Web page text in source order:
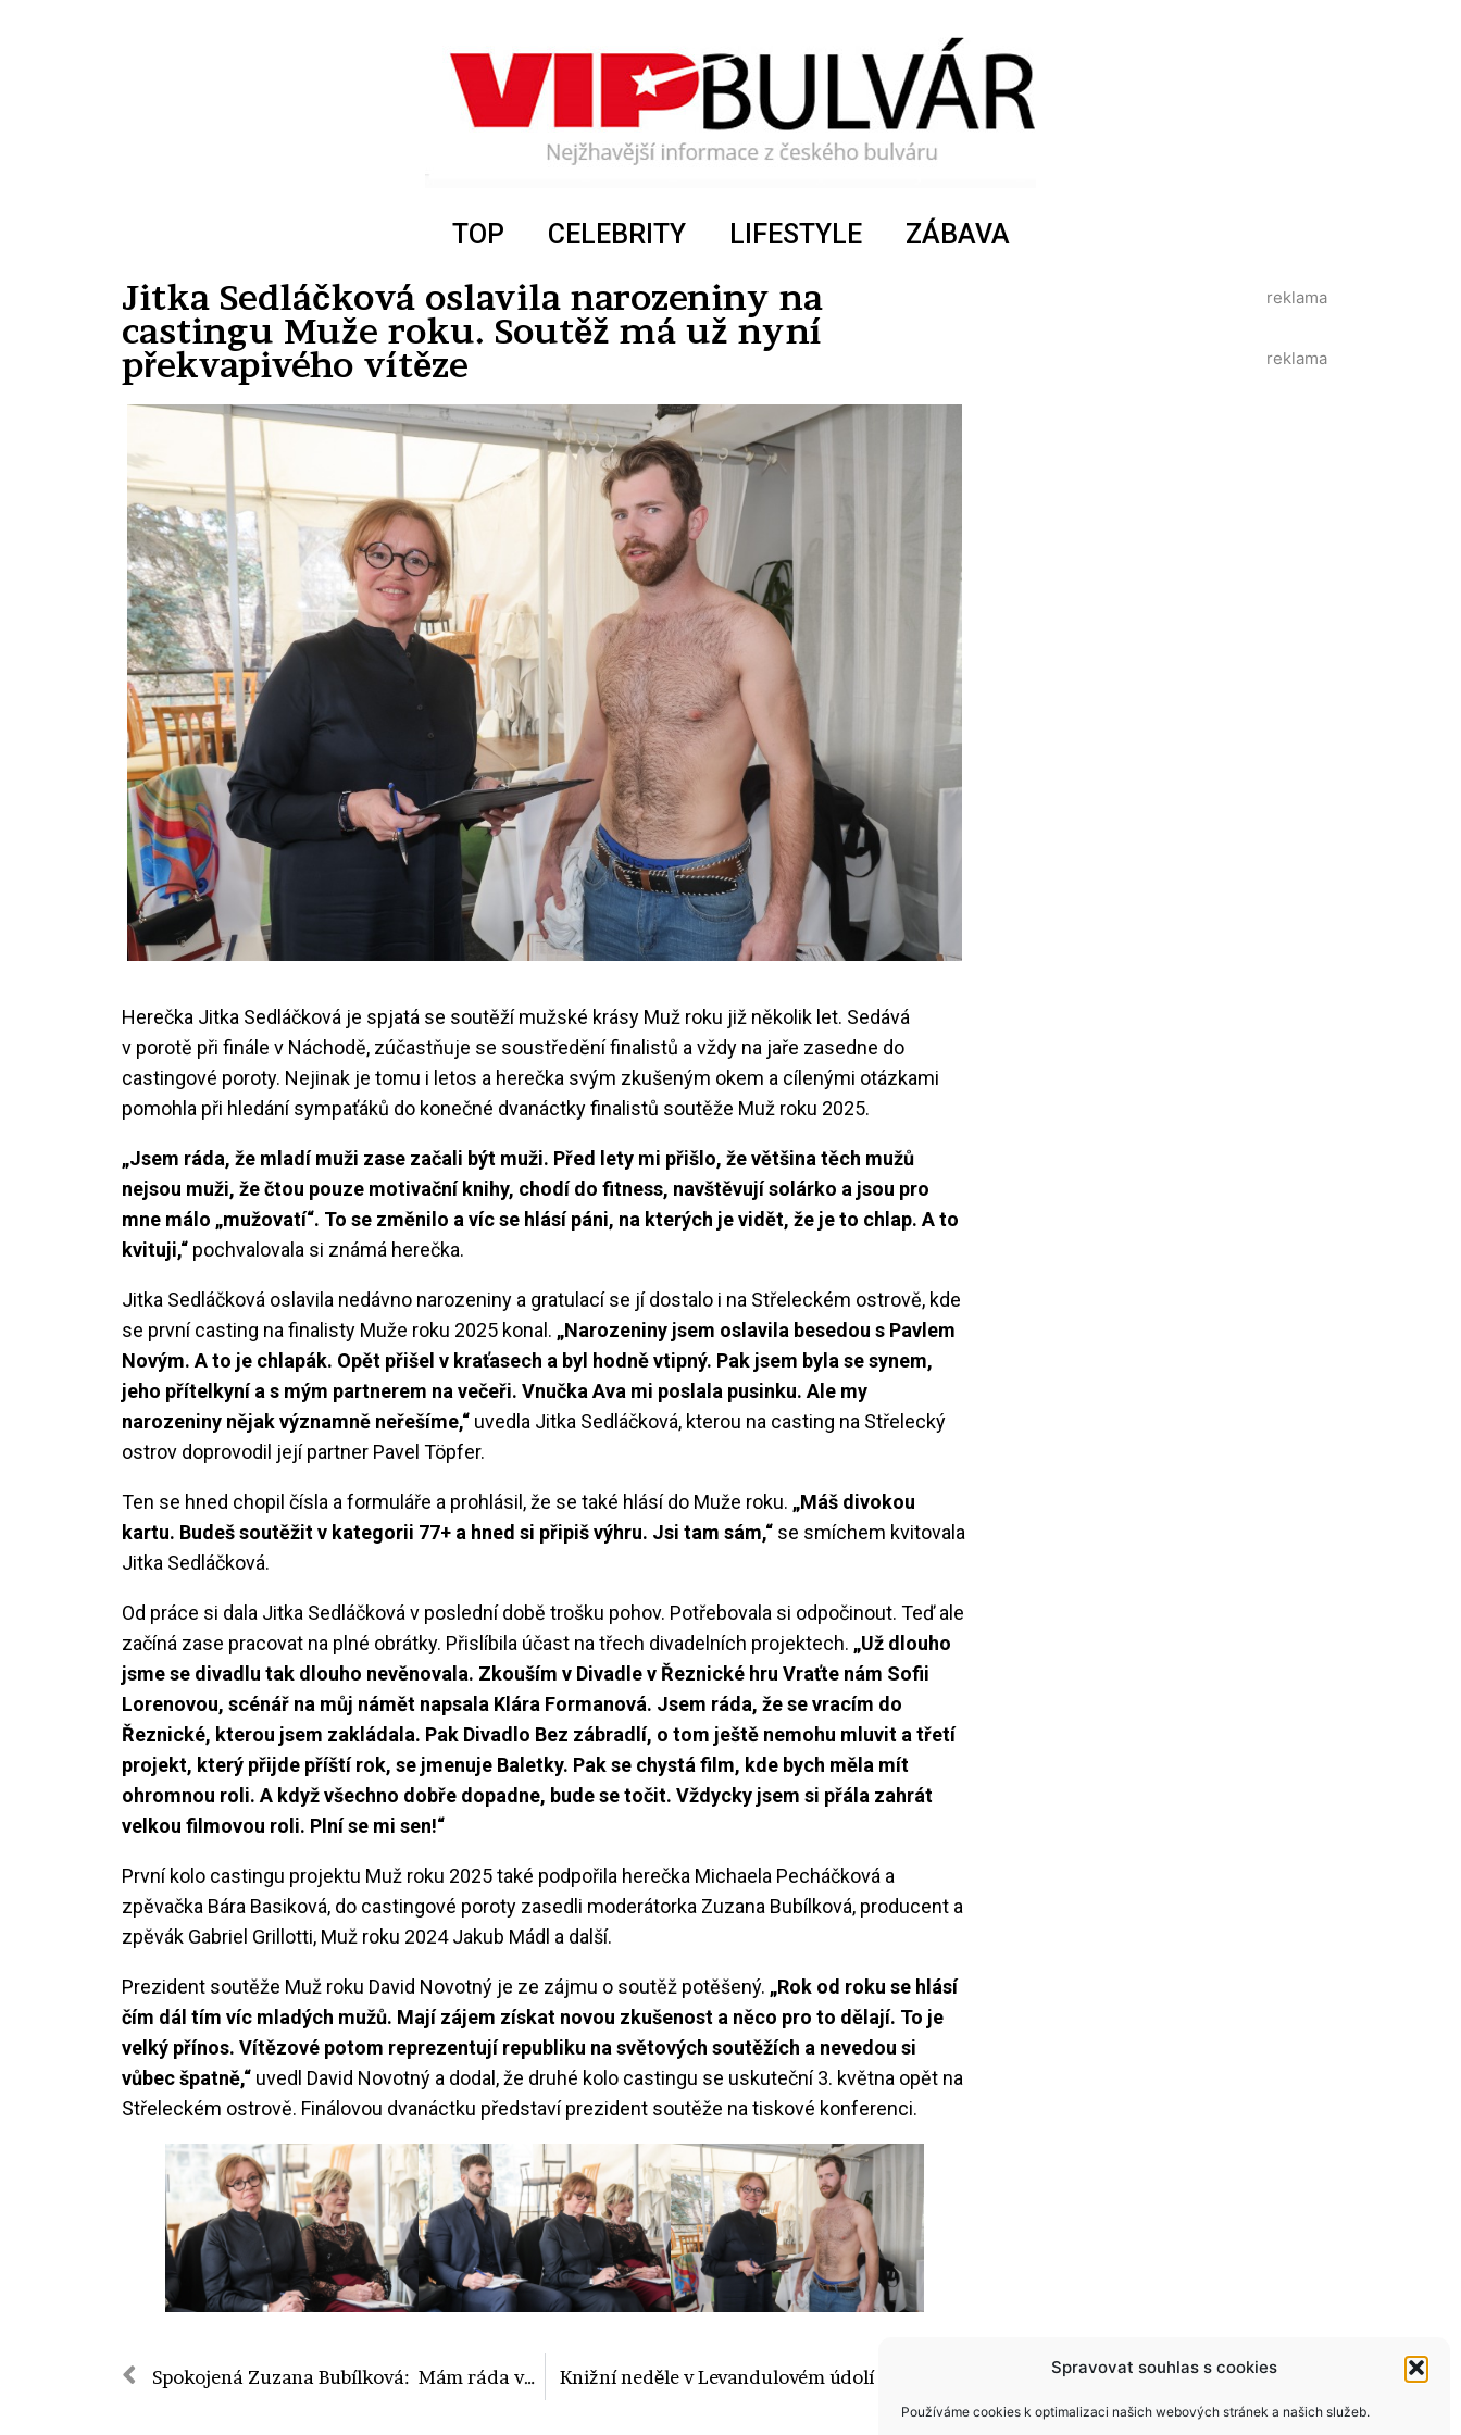
Spravovat souhlas s cookies
Používáme cookies k optimalizaci našich webových stránek a našich služeb.
TOP CELEBRITY LIFESTYLE ZÁBAVA
Jitka Sedláčková oslavila narozeniny na
castingu Muže roku. Soutěž má už nyní
překvapivého vítěze
Herečka Jitka Sedláčková je spjatá se soutěží mužské krásy Muž roku již několik let. Sedává
v porotě při finále v Náchodě, zúčastňuje se soustředění finalistů a vždy na jaře zasedne do
castingové poroty. Nejinak je tomu i letos a herečka svým zkušeným okem a cílenými otázkami
pomohla při hledání sympaťáků do konečné dvanáctky finalistů soutěže Muž roku 2025.
„Jsem ráda, že mladí muži zase začali být muži. Před lety mi přišlo, že většina těch mužů
nejsou muži, že čtou pouze motivační knihy, chodí do fitness, navštěvují solárko a jsou pro
mne málo „mužovatí“. To se změnilo a víc se hlásí páni, na kterých je vidět, že je to chlap. A to
kvituji,“ pochvalovala si známá herečka.
Jitka Sedláčková oslavila nedávno narozeniny a gratulací se jí dostalo i na Střeleckém ostrově, kde
se první casting na finalisty Muže roku 2025 konal. „Narozeniny jsem oslavila besedou s Pavlem
Novým. A to je chlapák. Opět přišel v kraťasech a byl hodně vtipný. Pak jsem byla se synem,
jeho přítelkyní a s mým partnerem na večeři. Vnučka Ava mi poslala pusinku. Ale my
narozeniny nějak významně neřešíme,“ uvedla Jitka Sedláčková, kterou na casting na Střelecký
ostrov doprovodil její partner Pavel Töpfer.
Ten se hned chopil čísla a formuláře a prohlásil, že se také hlásí do Muže roku. „Máš divokou
kartu. Budeš soutěžit v kategorii 77+ a hned si připiš výhru. Jsi tam sám,“ se smíchem kvitovala
Jitka Sedláčková.
Od práce si dala Jitka Sedláčková v poslední době trošku pohov. Potřebovala si odpočinout. Teď ale
začíná zase pracovat na plné obrátky. Přislíbila účast na třech divadelních projektech. „Už dlouho
jsme se divadlu tak dlouho nevěnovala. Zkouším v Divadle v Řeznické hru Vraťte nám Sofii
Lorenovou, scénář na můj námět napsala Klára Formanová. Jsem ráda, že se vracím do
Řeznické, kterou jsem zakládala. Pak Divadlo Bez zábradlí, o tom ještě nemohu mluvit a třetí
projekt, který přijde příští rok, se jmenuje Baletky. Pak se chystá film, kde bych měla mít
ohromnou roli. A když všechno dobře dopadne, bude se točit. Vždycky jsem si přála zahrát
velkou filmovou roli. Plní se mi sen!“
První kolo castingu projektu Muž roku 2025 také podpořila herečka Michaela Pecháčková a
zpěvačka Bára Basiková, do castingové poroty zasedli moderátorka Zuzana Bubílková, producent a
zpěvák Gabriel Grillotti, Muž roku 2024 Jakub Mádl a další.
Prezident soutěže Muž roku David Novotný je ze zájmu o soutěž potěšený. „Rok od roku se hlásí
čím dál tím víc mladých mužů. Mají zájem získat novou zkušenost a něco pro to dělají. To je
velký přínos. Vítězové potom reprezentují republiku na světových soutěžích a nevedou si
vůbec špatně,“ uvedl David Novotný a dodal, že druhé kolo castingu se uskuteční 3. května opět na
Střeleckém ostrově. Finálovou dvanáctku představí prezident soutěže na tiskové konferenci.
Spokojená Zuzana Bubílková: Mám ráda vysoké typy a těch bylo na castingu Muže roku 2025 docela dost Knižní neděle v Levandulovém údolí se blíží
reklama
reklama